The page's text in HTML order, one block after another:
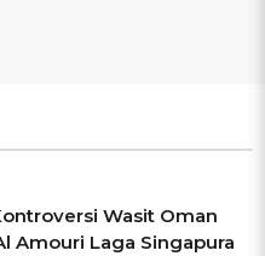
Wasit Oman
Amouri Laga Singapura